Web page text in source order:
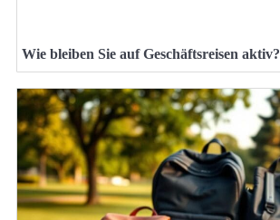
Wie bleiben Sie auf Geschäftsreisen aktiv?